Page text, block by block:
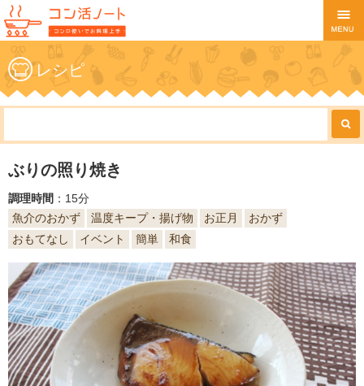
レシピ
ぶりの照り焼き
調理時間 ：15分
魚介のおかず
温度キープ・揚げ物 お正月
おかず
おもてなし
イベント 簡単 和食